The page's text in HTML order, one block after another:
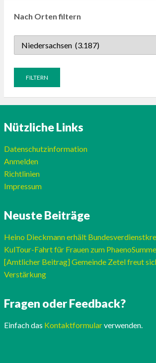
Nach Orten filtern
Nützliche Links
Datenschutzinformation
Anmelden
Richtlinien
Impressum
Neuste Beiträge
Heino Dieckmann erhält
KulTour-Fahrt für Frauen zum
[Amtlicher Beitrag] Gemeinde Zetel freut
Verstärkung
Fragen oder Feedback?
Einfach das Kontaktformularverwenden.